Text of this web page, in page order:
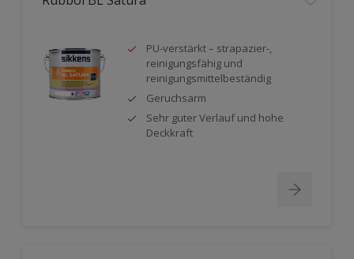
PU-verstärkt – strapazier-,
reinigungsfähig und
reinigungsmittelbeständig
Geruchsarm
Sehr guter Verlauf und hohe
Deckkraft